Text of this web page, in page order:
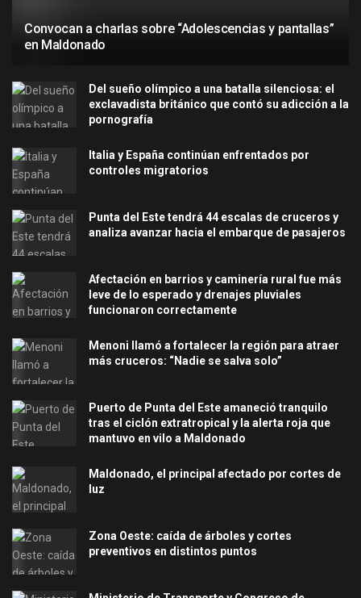
Convocan a charlas sobre “Adolescencias y pantallas”
en Maldonado
Del sueño olímpico a una batalla silenciosa: el
exclavadista británico que contó su adicción a la
pornografía
Italia y España continúan enfrentados por
controles migratorios
Punta del Este tendrá 44 escalas de cruceros y
analiza avanzar hacia el embarque de pasajeros
Afectación en barrios y caminería rural fue más
leve de lo esperado y drenajes pluviales
funcionaron correctamente
Menoni llamó a fortalecer la región para atraer
más cruceros: “Nadie se salva solo”
Puerto de Punta del Este amaneció tranquilo
tras el ciclón extratropical y la alerta roja que
mantuvo en vilo a Maldonado
Maldonado, el principal afectado por cortes de
luz
Zona Oeste: caída de árboles y cortes
preventivos en distintos puntos